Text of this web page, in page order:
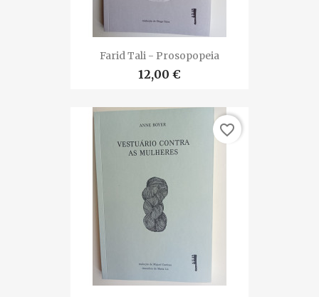
Farid Tali - Prosopopeia
12,00 €
favorite_border